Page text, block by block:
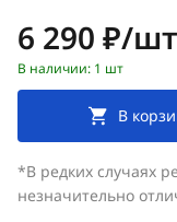
Цена:
6 290 ₽/шт
В наличии: 1 шт
В
*В редких случаях
незначительно